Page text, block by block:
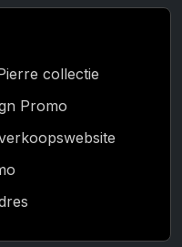
collectie
Promo